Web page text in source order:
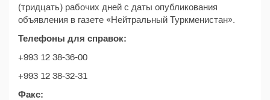
(тридцать) рабочих дней с даты опубликования
объявления в газете «Нейтральный Туркменистан».
Телефоны для справок:
+993 12 38-36-00
+993 12 38-32-31
Факс: